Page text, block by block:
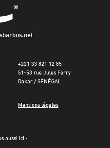
+221 33 821 12 85
51-53 rue Jules Ferry
Dakar / SÉNÉGAL
Mentions légales
aussi ici :